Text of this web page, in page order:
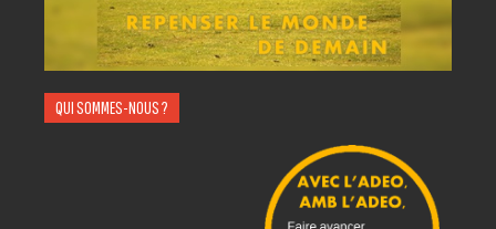
QUI SOMMES-NOUS ?